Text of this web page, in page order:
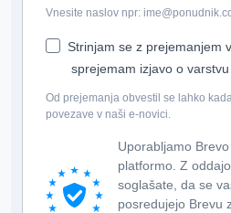
Vnesite naslov npr:
Strinjam se z prejemanjem
sprejemam izjavo o
Od prejemanja obvestil se lahko
povezave v naši e-novici.
Uporabljamo
platformo. Z
soglašate, da se
posredujejo Brevu